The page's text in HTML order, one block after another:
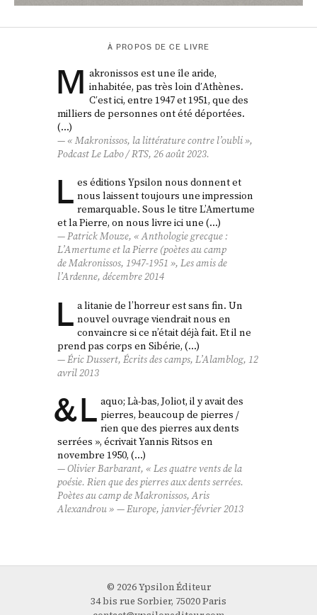
À PROPOS DE CE LIVRE
M akronissos est une île aride,
inhabitée, pas très loin dʹAthènes.
Cʹest ici, entre 1947 et 1951, que des
milliers de personnes ont été déportées.
(…)
« Makronissos, la littérature contre l’oubli »,
Podcast Le Labo / RTS, 26 août 2023.
L es éditions Ypsilon nous donnent et
nous laissent toujours une impression
remarquable. Sous le titre L’Amertume
et la Pierre, on nous livre ici une (…)
Patrick Mouze, « Anthologie grecque :
L’Amertume et la Pierre (poètes au camp
de Makronissos, 1947-1951 »,Les amis de
l’Ardenne, décembre 2014
L a litanie de l’horreur est sans fin. Un
nouvel ouvrage viendrait nous en
convaincre si ce n’était déjà fait. Et il ne
prend pas corps en Sibérie, (…)
Éric Dussert,Écrits des camps, L’Alamblog, 12
avril 2013
&L aquo; Là-bas, Joliot, il y avait des
pierres, beaucoup de pierres /
rien que des pierres aux dents
serrées », écrivait Yannis Ritsos en
novembre 1950, (…)
Olivier Barbarant, « Les quatre vents de la
poésie. Rien que des pierres aux dents serrées.
Poètes au camp de Makronissos, Aris
Alexandrou » —Europe, janvier-février 2013
© 2026 Ypsilon Éditeur
34 bis rue Sorbier, 75020 Paris